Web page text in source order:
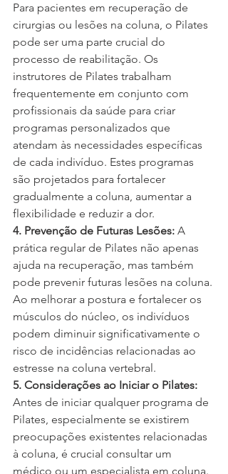
Para pacientes em recuperação de
cirurgias ou lesões na coluna, o Pilates
pode ser uma parte crucial do
processo de reabilitação. Os
instrutores de Pilates trabalham
frequentemente em conjunto com
profissionais da saúde para criar
programas personalizados que
atendam às necessidades específicas
de cada indivíduo. Estes programas
são projetados para fortalecer
gradualmente a coluna, aumentar a
flexibilidade e reduzir a dor.
4. Prevenção de Futuras Lesões: A
prática regular de Pilates não apenas
ajuda na recuperação, mas também
pode prevenir futuras lesões na coluna.
Ao melhorar a postura e fortalecer os
músculos do núcleo, os indivíduos
podem diminuir significativamente o
risco de incidências relacionadas ao
estresse na coluna vertebral.
5. Considerações ao Iniciar o Pilates:
Antes de iniciar qualquer programa de
Pilates, especialmente se existirem
preocupações existentes relacionadas
à coluna, é crucial consultar um
médico ou um especialista em coluna.